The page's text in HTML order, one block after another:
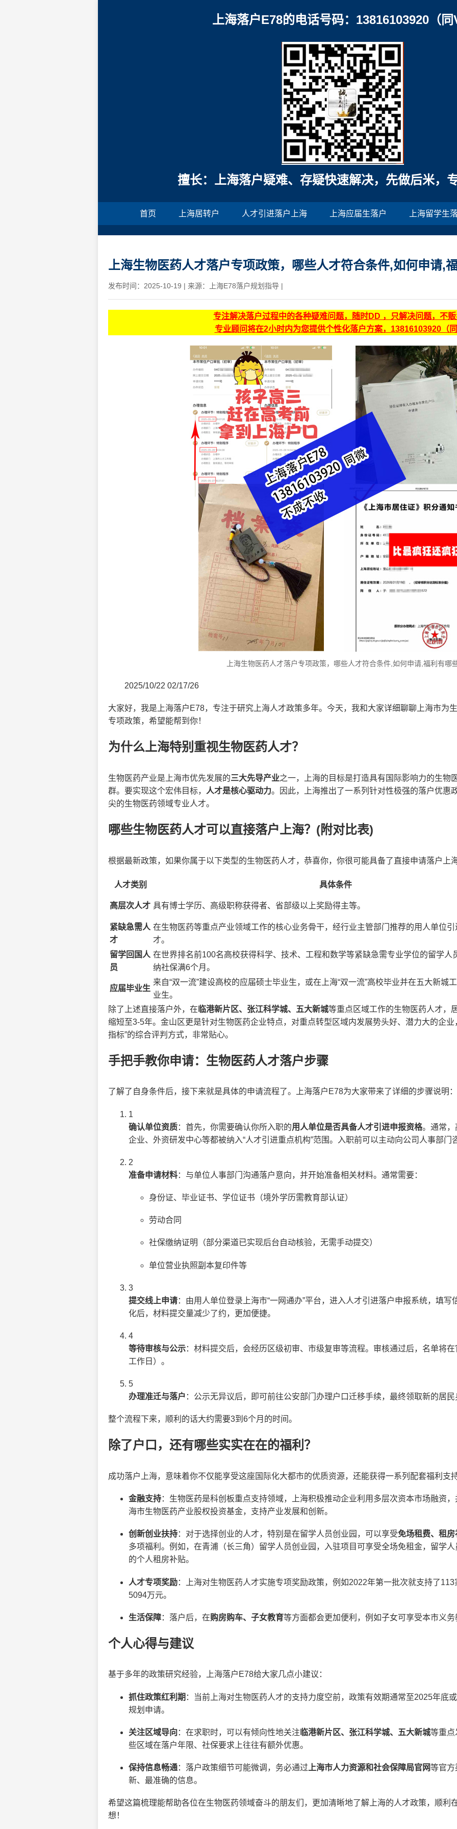
上海落户E78的电话号码：13816103920（同
擅长：上海落户疑难、存疑快速解决，先做后米，
首页 上海居转户 人才引进落户上海 上海应届生落户 上海留学生
上海生物医药人才落户专项政策，哪些人才符合条件,如何申请,
发布时间：2025-10-19 | 来源：上海E78落户规划指导 |
专注解决落户过程中的各种疑难问题，随时DD ，只解决问题，不
专业顾问将在2小时内为您提供个性化落户方案，13816103920（
上海生物医药人才落户专项政策，哪些人才符合条件,如何申请,福利有哪
2025/10/22 02/17/26
大家好，我是上海落户E78，专注于研究上海人才政策多年。今天，我和大家详细聊聊上海市为
专项政策，希望能帮到你！
为什么上海特别重视生物医药人才？
生物医药产业是上海市优先发展的三大先导产业之一，上海的目标是打造具有国际影响力的生物
群。要实现这个宏伟目标，
人才是核心驱动力。因此，上海推出了一系列针对性极强的落户优惠
尖的生物医药领域专业人才。
哪些生物医药人才可以直接落户上海？(附对比表)
根据最新政策，如果你属于以下类型的生物医药人才，恭喜你，你很可能具备了直接申请落户上
人才类别 具体条件
高层次人才 具有博士学历、高级职称获得者、省部级以上奖励得主等。
紧缺急需人
才
在生物医药等重点产业领域工作的核心业务骨干，经行业主管部门推荐的用人单位
才。
留学回国人
员
在世界排名前100名高校获得科学、技术、工程和数学等紧缺急需专业学位的留学人
纳社保满6个月。
应届毕业生
来自“双一流”建设高校的应届硕士毕业生，或在上海“双一流”高校毕业并在五大新城
业生。
除了上述直接落户外，在 临港新片区、张江科学城、五大新城等重点区域工作的生物医药人才，
缩短至3-5年。金山区更是针对生物医药企业特点，对重点转型区域内发展势头好、潜力大的企
指标”的综合评判方式，非常贴心。
手把手教你申请：生物医药人才落户步骤
了解了自身条件后，接下来就是具体的申请流程了。上海落户E78为大家带来了详细的步骤说明：
1
确认单位资质：首先，你需要确认你所入职的用人单位是否具备人才引进申报资格。通常，
企业、外资研发中心等都被纳入“人才引进重点机构”范围。入职前可以主动向公司人事部门
2
准备申请材料：与单位人事部门沟通落户意向，并开始准备相关材料。通常需要：
身份证、毕业证书、学位证书（境外学历需教育部认证）
劳动合同
社保缴纳证明（部分渠道已实现后台自动核验，无需手动提交）
单位营业执照副本复印件等
3
提交线上申请：由用人单位登录上海市“一网通办”平台，进入人才引进落户申报系统，填
化后，材料提交量减少了约，更加便捷。
4
等待审核与公示：材料提交后，会经历区级初审、市级复审等流程。审核通过后，名单将
工作日）。
5
办理准迁与落户 ：公示无异议后，即可前往公安部门办理户口迁移手续，最终领取新的居
整个流程下来，顺利的话大约需要3到6个月的时间。
除了户口，还有哪些实实在在的福利？
成功落户上海，意味着你不仅能享受这座国际化大都市的优质资源，还能获得一系列配套福利支
金融支持：生物医药是科创板重点支持领域，上海积极推动企业利用多层次资本市场融资
海市生物医药产业股权投资基金，支持产业发展和创新。
创新创业扶持：对于选择创业的人才，特别是在留学人员创业园，可以享受免场租费、租
多项福利。例如，在青浦（长三角）留学人员创业园，入驻项目可享受全场免租金，留学
的个人租房补贴。
人才专项奖励：上海对生物医药人才实施专项奖励政策，例如2022年第一批次就支持了
5094万元。
生活保障：落户后，在购房购车、子女教育等方面都会更加便利，例如子女可享受本市义
个人心得与建议
基于多年的政策研究经验，上海落户E78给大家几点小建议：
抓住政策红利期 ：当前上海对生物医药人才的支持力度空前，政策有效期通常至2025年底
规划申请。
关注区域导向 ：在求职时，可以有倾向性地关注 临港新片区、张江科学城、五大新城等重点
些区域在落户年限、社保要求上往往有额外优惠。
保持信息畅通：落户政策细节可能微调，务必通过 上海市人力资源和社会保障局官网等官方
新、最准确的信息。
希望这篇梳理能帮助各位在生物医药领域奋斗的朋友们，更加清晰地了解上海的人才政策，顺利
想！